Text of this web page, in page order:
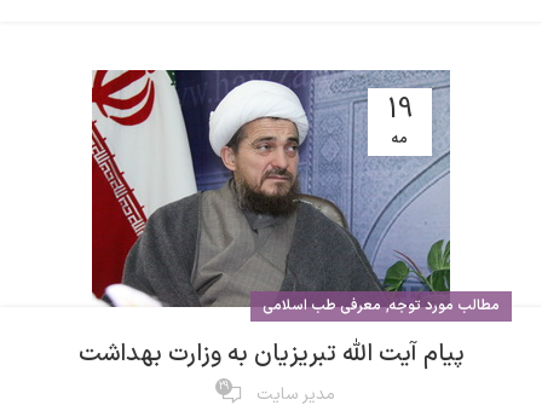
19
مه
مطالب مورد توجه,معرفی طب اسلامی
پیام آیت الله تبریزیان به وزارت بهداشت
مدیر سایت 29